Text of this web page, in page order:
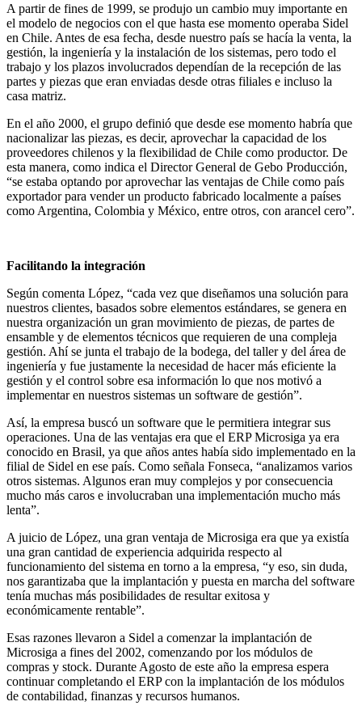
A partir de fines de 1999, se produjo un cambio muy importante en
el modelo de negocios con el que hasta ese momento operaba Sidel
en Chile. Antes de esa fecha, desde nuestro país se hacía la venta, la
gestión, la ingeniería y la instalación de los sistemas, pero todo el
trabajo y los plazos involucrados dependían de la recepción de las
partes y piezas que eran enviadas desde otras filiales e incluso la
casa matriz.
En el año 2000, el grupo definió que desde ese momento habría que
nacionalizar las piezas, es decir, aprovechar la capacidad de los
proveedores chilenos y la flexibilidad de Chile como productor. De
esta manera, como indica el Director General de Gebo Producción,
“se estaba optando por aprovechar las ventajas de Chile como país
exportador para vender un producto fabricado localmente a países
como Argentina, Colombia y México, entre otros, con arancel cero”.
Facilitando la integración
Según comenta López, “cada vez que diseñamos una solución para
nuestros clientes, basados sobre elementos estándares, se genera en
nuestra organización un gran movimiento de piezas, de partes de
ensamble y de elementos técnicos que requieren de una compleja
gestión. Ahí se junta el trabajo de la bodega, del taller y del área de
ingeniería y fue justamente la necesidad de hacer más eficiente la
gestión y el control sobre esa información lo que nos motivó a
implementar en nuestros sistemas un software de gestión”.
Así, la empresa buscó un software que le permitiera integrar sus
operaciones. Una de las ventajas era que el ERP Microsiga ya era
conocido en Brasil, ya que años antes había sido implementado en la
filial de Sidel en ese país. Como señala Fonseca, “analizamos varios
otros sistemas. Algunos eran muy complejos y por consecuencia
mucho más caros e involucraban una implementación mucho más
lenta”.
A juicio de López, una gran ventaja de Microsiga era que ya existía
una gran cantidad de experiencia adquirida respecto al
funcionamiento del sistema en torno a la empresa, “y eso, sin duda,
nos garantizaba que la implantación y puesta en marcha del software
tenía muchas más posibilidades de resultar exitosa y
económicamente rentable”.
Esas razones llevaron a Sidel a comenzar la implantación de
Microsiga a fines del 2002, comenzando por los módulos de
compras y stock. Durante Agosto de este año la empresa espera
continuar completando el ERP con la implantación de los módulos
de contabilidad, finanzas y recursos humanos.